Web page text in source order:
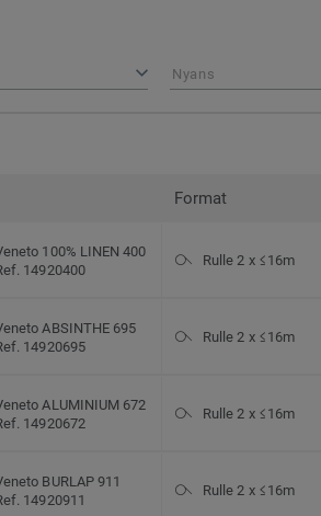
Nyans
Format
100% LINEN 400
14920400
Rulle 2 x ≤16m
ABSINTHE 695
14920695
Rulle 2 x ≤16m
ALUMINIUM 672
14920672
Rulle 2 x ≤16m
BURLAP 911
14920911
Rulle 2 x ≤16m